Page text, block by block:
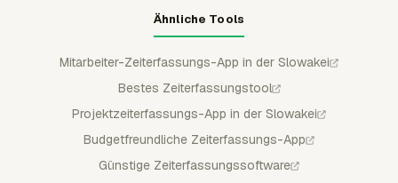
Ähnliche Tools
Mitarbeiter-Zeiterfassungs-App in der Slowakei
Bestes Zeiterfassungstool
Projektzeiterfassungs-App in der Slowakei
Budgetfreundliche Zeiterfassungs-App
Günstige Zeiterfassungssoftware